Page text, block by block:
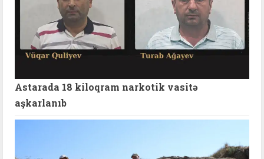
Astarada 18 kiloqram narkotik vasitə
aşkarlanıb